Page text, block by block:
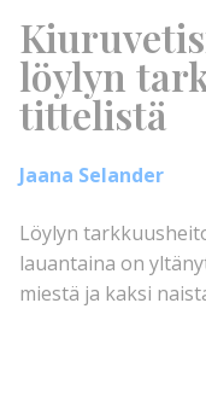
löylyn
tittelistä
Jaana Selander
Löylyn
lauantaina on
miestä ja kaksi